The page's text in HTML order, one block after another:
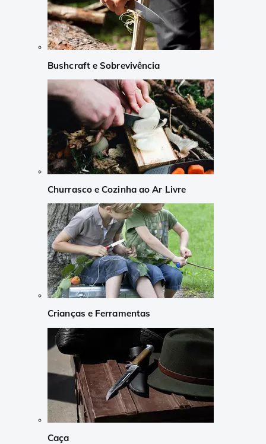
Bushcraft e Sobrevivência
Churrasco e Cozinha ao Ar Livre
Crianças e Ferramentas
Caça